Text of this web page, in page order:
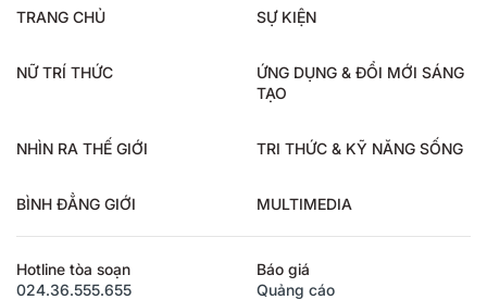
TRANG CHỦ SỰ KIỆN
NỮ TRÍ THỨC
ỨNG DỤNG & ĐỔI MỚI SÁNG
TẠO
NHÌN RA THẾ GIỚI TRI THỨC & KỸ NĂNG SỐNG
BÌNH ĐẲNG GIỚI MULTIMEDIA
Hotline tòa soạn
024.36.555.655
Báo giá
Quảng cáo